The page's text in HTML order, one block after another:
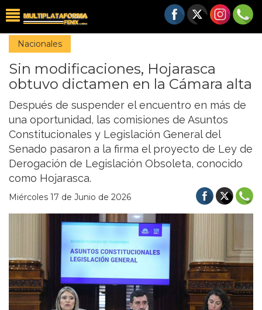
Nacionales
Sin modificaciones, Hojarasca
obtuvo dictamen en la Cámara alta
Después de suspender el encuentro en más de
una oportunidad, las comisiones de Asuntos
Constitucionales y Legislación General del
Senado pasaron a la firma el proyecto de Ley de
Derogación de Legislación Obsoleta, conocido
como Hojarasca.
Miércoles 17 de Junio de 2026